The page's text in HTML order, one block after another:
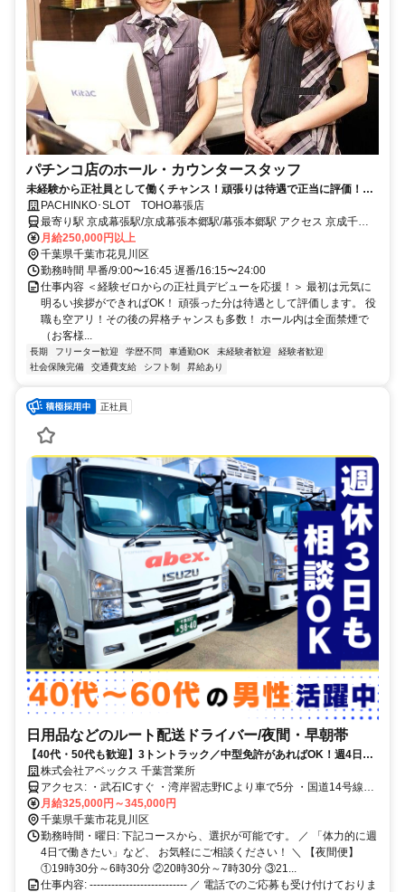
パチンコ店のホール・カウンタースタッフ
未経験から正社員として働くチャンス！頑張りは待遇で正当に評価！20
代・30代の若手が活躍中！
PACHINKO･SLOT TOHO幕張店
最寄り駅 京成幕張駅/京成幕張本郷駅/幕張本郷駅 アクセス 京成千葉
線「京成幕張駅」徒歩10分 ※車通勤可
月給250,000円以上
千葉県千葉市花見川区
勤務時間 早番/9:00〜16:45 遅番/16:15〜24:00
仕事内容 ＜経験ゼロからの正社員デビューを応援！＞ 最初は元気に
明るい挨拶ができればOK！ 頑張った分は待遇として評価します。 役
職も空アリ！その後の昇格チャンスも多数！ ホール内は全面禁煙で
（お客様...
長期 フリーター歓迎 学歴不問 車通勤OK 未経験者歓迎
経験者歓迎
社会保険完備
交通費支給 シフト制 昇給あり
正社員
日用品などのルート配送ドライバー/夜間・早朝帯
【40代・50代も歓迎】3トントラック／中型免許があればOK！週4日な
どの勤務相談もOK！
株式会社アベックス 千葉営業所
アクセス: ・武石ICすぐ ・湾岸習志野ICより車で5分 ・国道14号線
「幕張5丁目」交差点すぐ 習志野・八千代エリアからも 通勤しやすい
です！ ✨マイカー通勤OK ✨バイク通勤OK ✨自転車通勤OK ✨駐車場
完備
月給325,000円～345,000円
千葉県千葉市花見川区
勤務時間・曜日: 下記コースから、選択が可能です。 ／ 「体力的に週
4日で働きたい」など、 お気軽にご相談ください！ ＼ 【夜間便】
①19時30分～6時30分 ②20時30分～7時30分 ③21...
仕事内容: --------------------------- ／ 電話でのご応募も受け付けておりま